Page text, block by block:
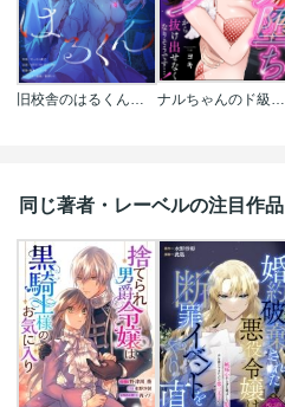
旧校舎のはるくん～二人きりの鬼ごっこ、しよう？ ナルちゃんのド級ハメ堕ちピストンから抜け出せなくなりそうです…！（分冊版）
同じ著者・レーベルの注目作品